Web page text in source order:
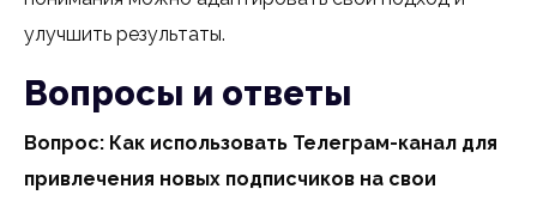
улучшить результаты.
Вопросы и ответы
Вопрос: Как использовать Телеграм-канал для
привлечения новых подписчиков на свои